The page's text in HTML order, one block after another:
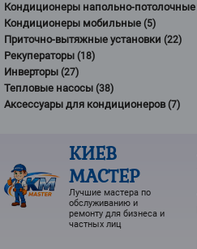
Кондиционеры напольно-потолочные
Кондиционеры мобильные (5)
Приточно-вытяжные установки (22)
Рекуператоры (18)
Инверторы (27)
Тепловые насосы (38)
Аксессуары для кондиционеров(7)
КИЕВ
МАСТЕР
Лучшие мастера по
обслуживанию и
ремонту для бизнеса и
частных лиц